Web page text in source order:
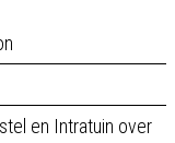
en Intratuin over